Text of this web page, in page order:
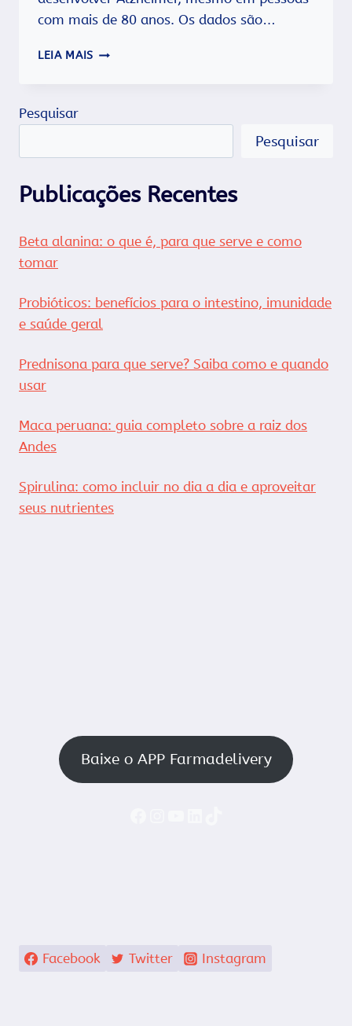
com mais de 80 anos. Os dados são…
LEIA MAIS LAVAR
REDUZEM
O
ALZHEIMER.
Pesquisar
Pesquisar
Publicações Recentes
Beta alanina: o que é, para que serve e como
tomar
Probióticos: benefícios para o intestino, imunidade
e saúde geral
Prednisona para que serve? Saiba como e quando
usar
Maca peruana: guia completo sobre a raiz dos
Andes
Spirulina: como incluir no dia a dia e aproveitar
seus nutrientes
Baixe o APP Farmadelivery
Facebook Twitter Instagram